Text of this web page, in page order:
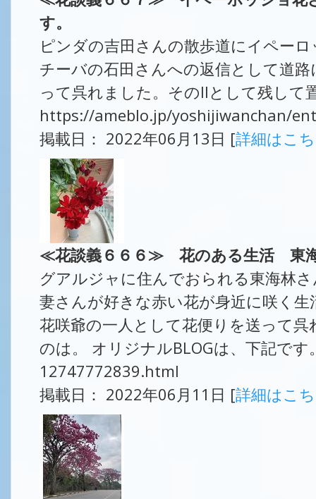
す。
ピンダの吉田さんの散歩道にイペー
チーバの石田さんへの返信として道
って呉れました。そのIIとして残して
https://ameblo.jp/yoshijiwanchan/
掲載日： 2022年06月13日 [詳細はこ
≪花談義６６６≫ 花のある生活 東海
グアルジャに住んでおられる東海林
妻さんが好きな赤い花が身近に咲く
花咲爺の一人として花便りを送って
のは。 オリジナルBLOGは、下記で
12747772839.html
掲載日： 2022年06月11日 [詳細はこ